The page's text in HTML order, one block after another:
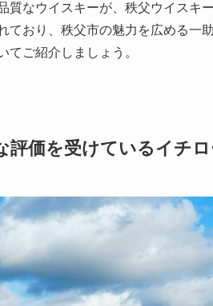
質なウイスキーが、秩父ウイスキ
ており、秩父市の魅力を広める一
てご紹介しましょう。
評価を受けているイチ